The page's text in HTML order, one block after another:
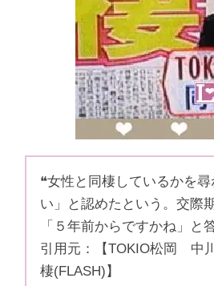
❝女性と同棲しているかを
い」と認めたという。交際
「５年前からですかね」と
引用元：【TOKIO松岡 中
棲(FLASH)】